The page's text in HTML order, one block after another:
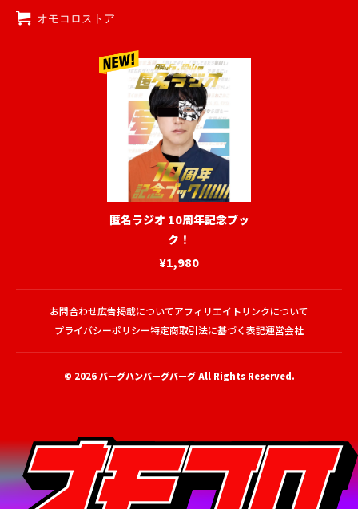
オモコロストア
匿名ラジオ 10周年記念ブッ
ク！
¥1,980
お問合わせ広告掲載についてアフィリエイトリンクについて
プライバシーポリシー特定商取引法に基づく表記運営会社
© 2026バーグハンバーグバーグAll Rights Reserved.